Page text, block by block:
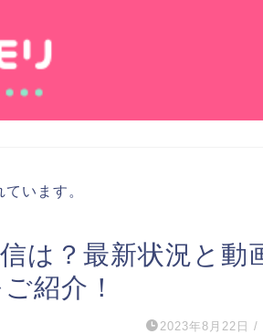
います。
は？最新状況と動
紹介！
2023年8月22日 /